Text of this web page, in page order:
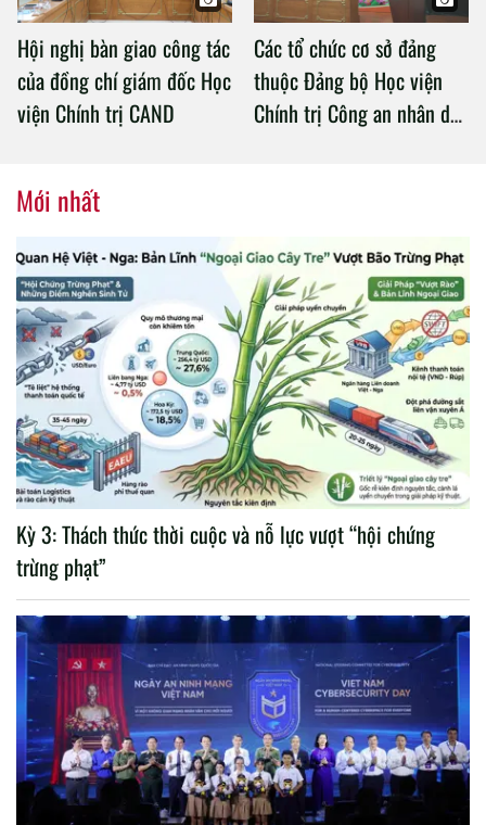
Hội nghị bàn giao công tác
của đồng chí giám đốc Học
viện Chính trị CAND
Các tổ chức cơ sở đảng
thuộc Đảng bộ Học viện
Chính trị Công an nhân dân
Mới nhất
Kỳ 3: Thách thức thời cuộc và nỗ lực vượt “hội chứng
trừng phạt”